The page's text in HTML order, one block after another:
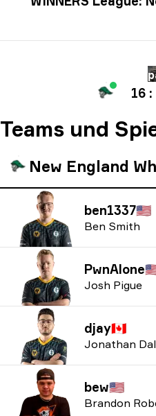
16 :
Teams und
New England
ben1337🇺🇸
Ben Smith
PwnAlone
Josh Pigue
djay🇨🇦
Jonathan
bew🇺🇸
Brandon